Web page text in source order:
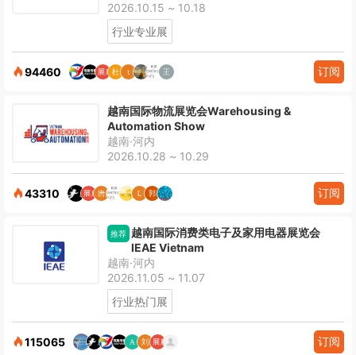
2026.10.15 ~ 10.18
行业专业展
94460 订阅
越南国际物流展览会Warehousing &
Automation Show
越南·河内
2026.10.28 ~ 10.29
43310 订阅
推荐 越南国际消费类电子及家用电器展览会
IEAE Vietnam
越南·河内
2026.11.05 ~ 11.07
行业热门展
115065 订阅